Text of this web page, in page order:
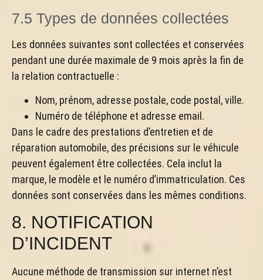
7.5 Types de données collectées
Les données suivantes sont collectées et conservées
pendant une durée maximale de 9 mois après la fin de
la relation contractuelle :
Nom, prénom, adresse postale, code postal, ville.
Numéro de téléphone et adresse email.
Dans le cadre des prestations d’entretien et de
réparation automobile, des précisions sur le véhicule
peuvent également être collectées. Cela inclut la
marque, le modèle et le numéro d’immatriculation. Ces
données sont conservées dans les mêmes conditions.
8. NOTIFICATION
D’INCIDENT
Aucune méthode de transmission sur internet n’est